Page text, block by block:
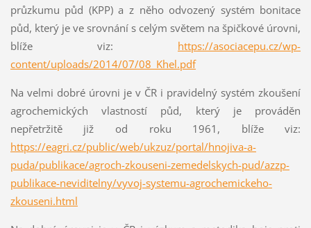
průzkumu půd (KPP) a z něho odvozený systém bonitace
půd, který je ve srovnání s celým světem na špičkové úrovni,
blíže viz: https://asociacepu.cz/wp-
content/uploads/2014/07/08_Khel.pdf
Na velmi dobré úrovni je v ČR i pravidelný systém zkoušení
agrochemických vlastností půd, který je prováděn
nepřetržitě již od roku 1961, blíže viz:
https://eagri.cz/public/web/ukzuz/portal/hnojiva-a-
puda/publikace/agroch-zkouseni-zemedelskych-pud/azzp-
publikace-neviditelny/vyvoj-systemu-agrochemickeho-
zkouseni.html